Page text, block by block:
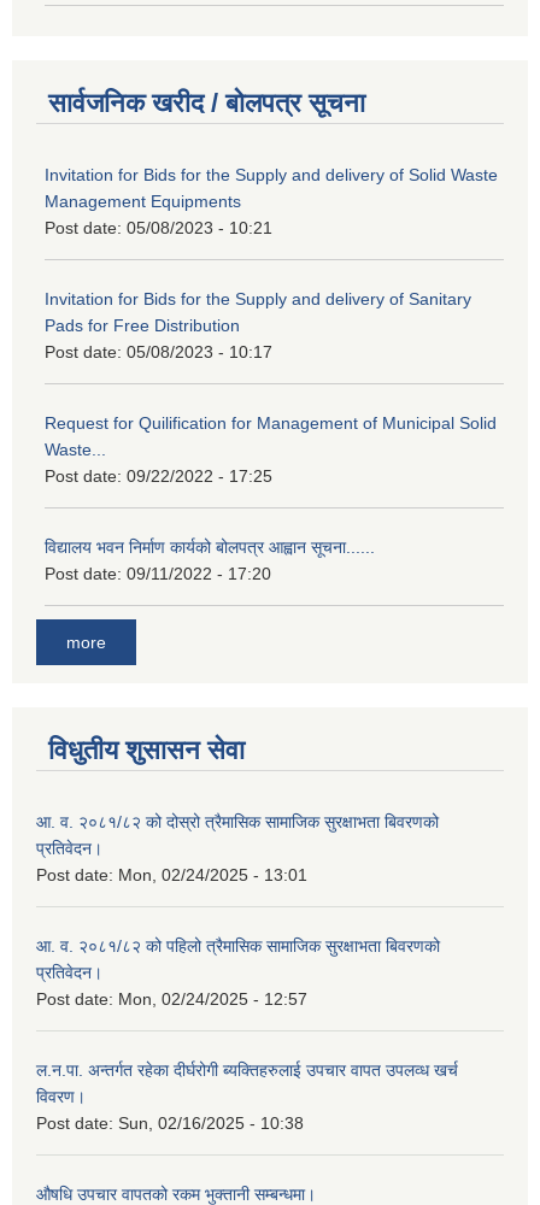
सार्वजनिक खरीद / बोलपत्र सूचना
Invitation for Bids for the Supply and delivery of Solid Waste
Management Equipments
Post date: 05/08/2023 - 10:21
Invitation for Bids for the Supply and delivery of Sanitary
Pads for Free Distribution
Post date: 05/08/2023 - 10:17
Request for Quilification for Management of Municipal Solid
Waste...
Post date: 09/22/2022 - 17:25
विद्यालय भवन निर्माण कार्यको बोलपत्र आह्वान सूचना......
Post date: 09/11/2022 - 17:20
more
विधुतीय शुसासन सेवा
आ. व. २०८१/८२ को दोस्रो त्रैमासिक सामाजिक सुरक्षाभता बिवरणको
प्रतिवेदन।
Post date: Mon, 02/24/2025 - 13:01
आ. व. २०८१/८२ को पहिलो त्रैमासिक सामाजिक सुरक्षाभता बिवरणको
प्रतिवेदन।
Post date: Mon, 02/24/2025 - 12:57
ल.न.पा. अन्तर्गत रहेका दीर्घरोगी ब्यक्तिहरुलाई उपचार वापत उपलव्ध खर्च
विवरण।
Post date: Sun, 02/16/2025 - 10:38
औषधि उपचार वापतको रकम भुक्तानी सम्बन्धमा।